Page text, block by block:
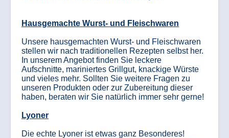
Metzgereiverkäufer/inMetzgerges
elle
Siehe Stellenanzeige
Hausgemachte Wurst- und Fleischwaren
Unsere hausgemachten Wurst- und Fleischwaren
stellen wir nach traditionellen Rezepten selbst her.
In unserem Angebot finden Sie leckere
Aufschnitte, mariniertes Grillgut, knackige Würste
und vieles mehr. Sollten Sie weitere Fragen zu
unseren Produkten oder zur Zubereitung dieser
haben, beraten wir Sie natürlich immer sehr gerne!
Lyoner
Die echte Lyoner ist etwas ganz Besonderes!